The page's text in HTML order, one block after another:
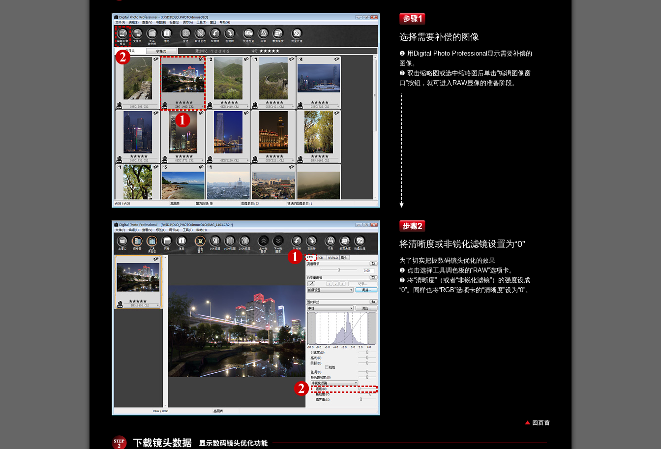
选择需要补偿的图像
❶ 用Digital Photo Professional显示需要补偿的
图像。
❷ 双击缩略图或选中缩略图后单击“编辑图像窗
口”按钮，就可进入RAW显像的准备阶段。
将清晰度或非锐化滤镜设置为“0”
为了切实把握数码镜头优化的效果
❶ 点击选择工具调色板的“RAW”选项卡。
❷ 将“清晰度”（或者“非锐化滤镜”）的强度设成
“0”。同样也将“RGB”选项卡的“清晰度”设为“0”。